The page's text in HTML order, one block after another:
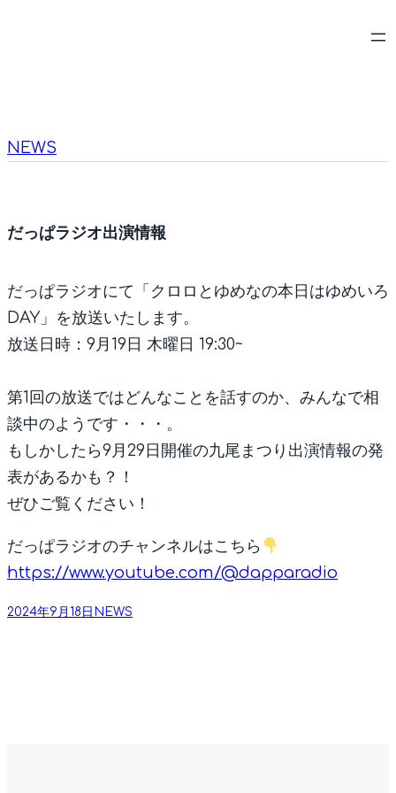
ッ
NEWS
だっぱラジオ出演情報
だっぱラジオにて「クロロとゆめなの本日はゆめいろ
DAY」を放送いたします。
放送日時：9月19日 木曜日 19:30~
第1回の放送ではどんなことを話すのか、みんなで相
談中のようです・・・。
もしかしたら9月29日開催の九尾まつり出演情報の発
表があるかも？！
ぜひご覧ください！
だっぱラジオのチャンネルはこちら
https://www.youtube.com/@dapparadio
2024年9月18日 NEWS